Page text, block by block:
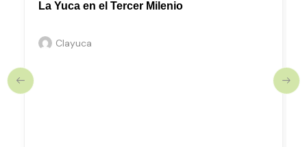
La Yuca en el Tercer Milenio
Clayuca